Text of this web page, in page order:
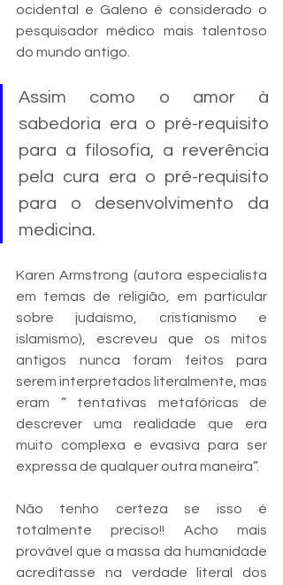
ocidental e Galeno é considerado o
pesquisador médico mais talentoso
do mundo antigo.
Assim como o amor à
sabedoria era o pré-requisito
para a filosofia, a reverência
pela cura era o pré-requisito
para o desenvolvimento da
medicina.
Karen Armstrong (autora especialista
em temas de religião, em particular
sobre judaísmo, cristianismo e
islamismo), escreveu que os mitos
antigos nunca foram feitos para
serem interpretados literalmente, mas
eram “ tentativas metafóricas de
descrever uma realidade que era
muito complexa e evasiva para ser
expressa de qualquer outra maneira”.
Não tenho certeza se isso é
totalmente preciso!! Acho mais
provável que a massa da humanidade
acreditasse na verdade literal dos